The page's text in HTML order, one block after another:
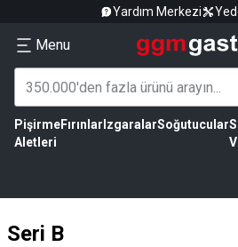
Yardım Merkezi
Menu
Pişirme
Aletleri
Fırınlar IzgaralarSoğutucular
Seri B